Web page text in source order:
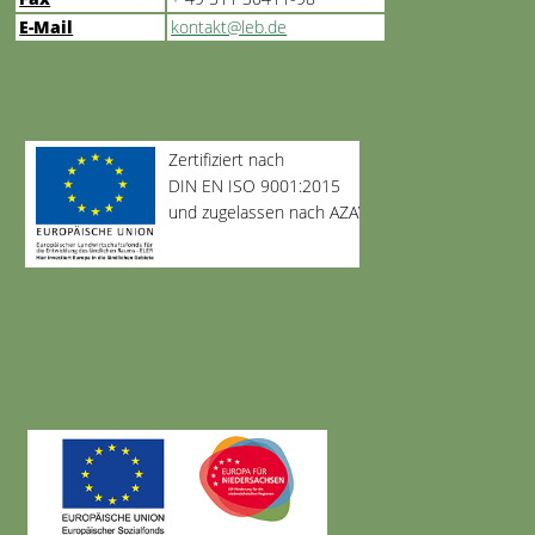
E-Mail
kontakt@leb.de
Zertifiziert nach
DIN EN ISO 9001:2015
und zugelassen nach AZAV